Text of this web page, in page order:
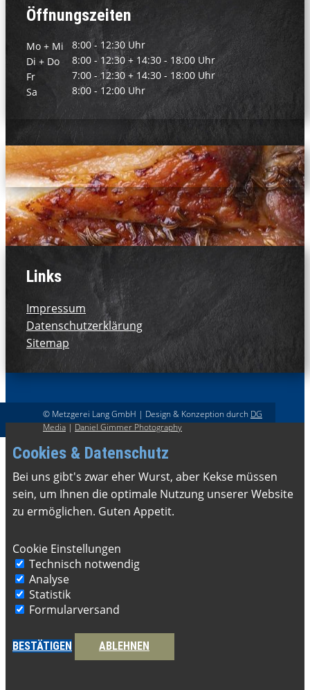
Öffnungszeiten
Mo + Mi
Di + Do
Fr
Sa
8:00 - 12:30 Uhr
8:00 - 12:30 + 14:30 - 18:00 Uhr
7:00 - 12:30 + 14:30 - 18:00 Uhr
8:00 - 12:00 Uhr
Links
Impressum
Datenschutzerklärung
Sitemap
© Metzgerei Lang GmbH | Design & Konzeption durch DG
Media | Daniel Gimmer Photography
Cookies & Datenschutz
Bei uns gibt's zwar eher Wurst, aber Kekse müssen
sein, ​um Ihnen die optimale Nutzung unserer Website
zu ermöglichen. Guten Appetit.
Cookie Einstellungen
Technisch notwendig
Analyse
Statistik
Formularversand
BESTÄTIGEN ABLEHNEN